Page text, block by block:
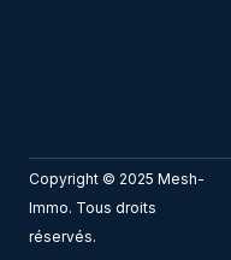
Copyright © 2025 Mesh-
Immo. Tous droits
réservés.